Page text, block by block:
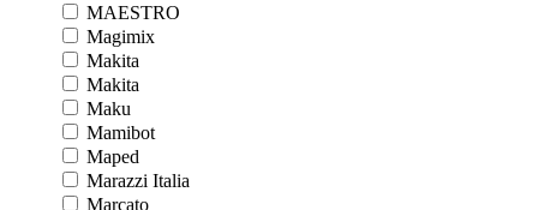
MAESTRO
Magimix
Makita
Makita
Maku
Mamibot
Maped
Marazzi Italia
Marcato